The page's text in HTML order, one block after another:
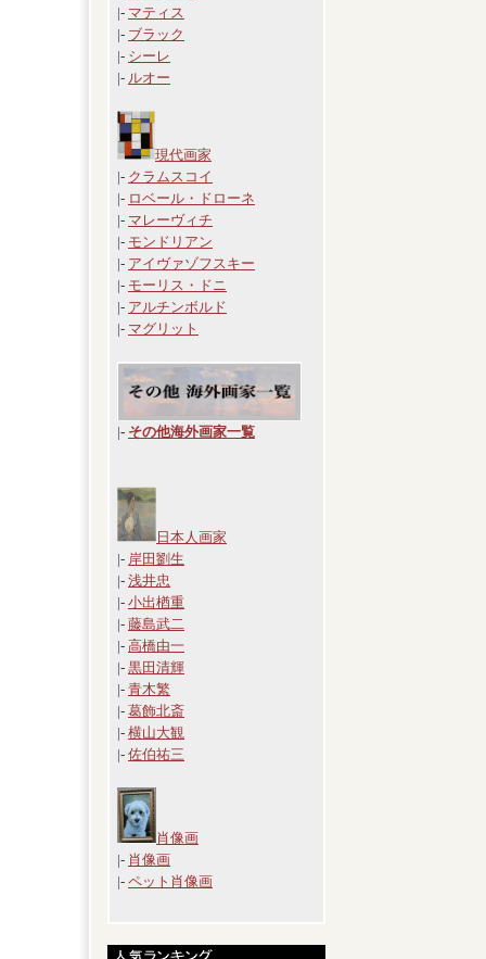
|- マティス
|- ブラック
|- シーレ
|- ルオー
現代画家
|- クラムスコイ
|- ロベール・ドローネ
|- マレーヴィチ
|- モンドリアン
|- アイヴァゾフスキー
|- モーリス・ドニ
|- アルチンボルド
|- マグリット
|- その他海外画家一覧
日本人画家
|- 岸田劉生
|- 浅井忠
|- 小出楢重
|- 藤島武二
|- 高橋由一
|- 黒田清輝
|- 青木繁
|- 葛飾北斎
|- 横山大観
|- 佐伯祐三
肖像画
|- 肖像画
|- ペット肖像画